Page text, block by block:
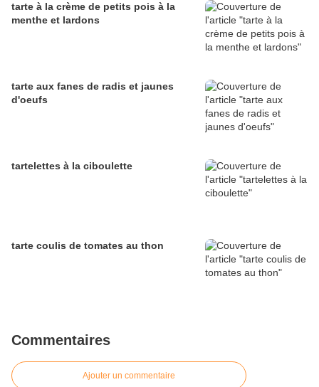
tarte à la crème de petits pois à la
menthe et lardons
tarte aux fanes de radis et jaunes
d'oeufs
tartelettes à la ciboulette
tarte coulis de tomates au thon
Commentaires
Ajouter un commentaire